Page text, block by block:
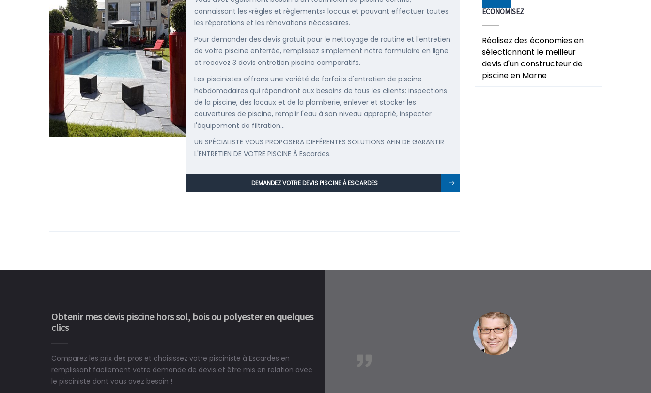
connaissant les «règles et règlements» locaux et pouvant effectuer toutes
les réparations et les rénovations nécessaires.
Pour demander des devis gratuit pour le nettoyage de routine et l'entretien
de votre piscine enterrée, remplissez simplement notre formulaire en ligne
et recevez 3 devis entretien piscine comparatifs.
Les piscinistes offrons une variété de forfaits d'entretien de piscine
hebdomadaires qui répondront aux besoins de tous les clients: inspections
de la piscine, des locaux et de la plomberie, enlever et stocker les
couvertures de piscine, remplir l'eau à son niveau approprié, inspecter
l'équipement de filtration...
UN SPÉCIALISTE VOUS PROPOSERA DIFFÉRENTES SOLUTIONS AFIN DE GARANTIR
L'ENTRETIEN DE VOTRE PISCINE À Escardes.
DEMANDEZ VOTRE DEVIS PISCINE À ESCARDES
ÉCONOMISEZ
Réalisez des économies en
sélectionnant le meilleur
devis d'un constructeur de
piscine en Marne
Obtenir mes devis piscine hors sol, bois ou polyester en quelques
clics
Comparez les prix des pros et choisissez votre pisciniste à Escardes en
remplissant facilement votre demande de devis et être mis en relation avec
le pisciniste dont vous avez besoin !
Le rêve devient enfin réalité, une piscine est bien
construit chez moi.